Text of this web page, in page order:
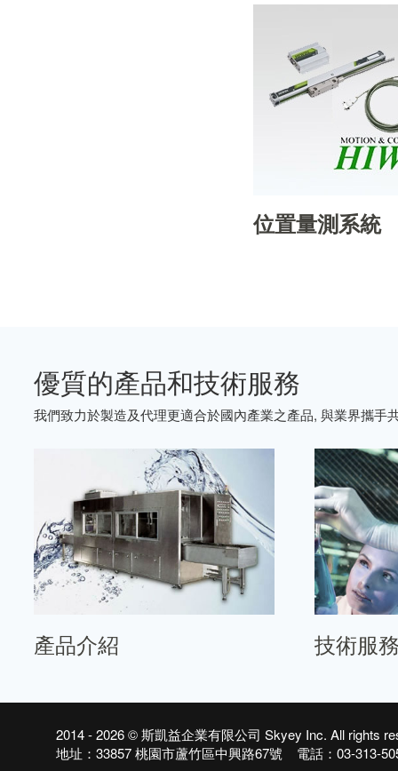
位置量測系統
優質的產品和技術服務
我們致力於製造及代理更適合於國內產業之產品, 與業界攜手
產品介紹 技術服
2014 - 2026 ©斯凱益企業有限公司 Skyey Inc. All
地址：33857 桃園市蘆竹區中興路67號 電話：03-313-